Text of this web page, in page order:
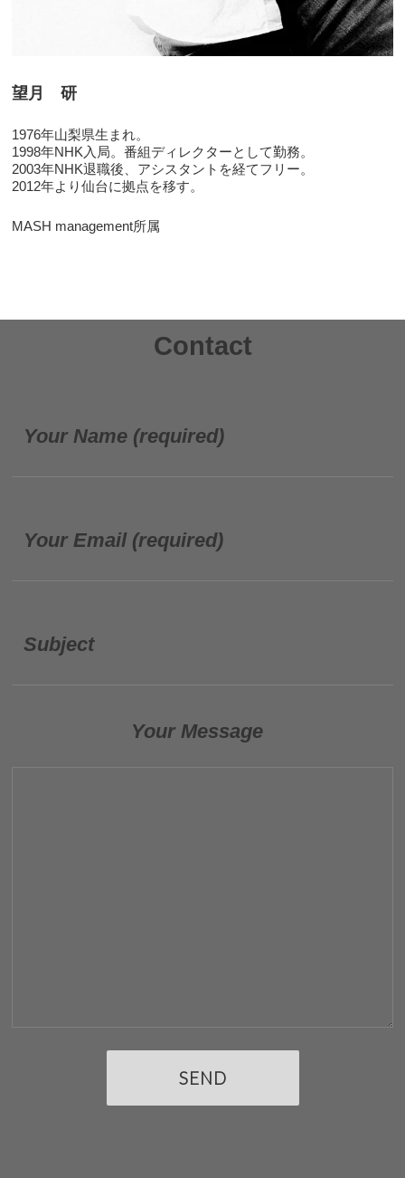
望月 研
1976年山梨県生まれ。
1998年NHK入局。番組ディレクターとして勤務。
2003年NHK退職後、アシスタントを経てフリー。
2012年より仙台に拠点を移す。
MASH management所属
Contact
Your Name (required)
Your Email (required)
Subject
Your Message